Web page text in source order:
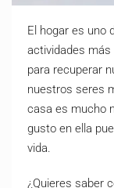
El hogar es uno
actividades más
para recuperar
nuestros seres
casa es mucho
gusto en ella
vida.
¿Quieres saber